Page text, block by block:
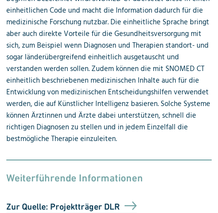
einheitlichen Code und macht die Information dadurch für die
medizinische Forschung nutzbar. Die einheitliche Sprache bringt
aber auch direkte Vorteile für die Gesundheitsversorgung mit
sich, zum Beispiel wenn Diagnosen und Therapien standort- und
sogar länderübergreifend einheitlich ausgetauscht und
verstanden werden sollen. Zudem können die mit SNOMED CT
einheitlich beschriebenen medizinischen Inhalte auch für die
Entwicklung von medizinischen Entscheidungshilfen verwendet
werden, die auf Künstlicher Intelligenz basieren. Solche Systeme
können Ärztinnen und Ärzte dabei unterstützen, schnell die
richtigen Diagnosen zu stellen und in jedem Einzelfall die
bestmögliche Therapie einzuleiten.
Weiterführende Informationen
Zur Quelle: Projektträger DLR